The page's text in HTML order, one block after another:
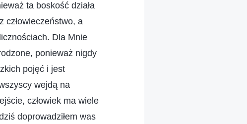
ta boskość działa
człowieczeństwo, a
Dla Mnie
ponieważ nigdy
pojęć i jest
wejdą na
człowiek ma wiele
doprowadziłem was